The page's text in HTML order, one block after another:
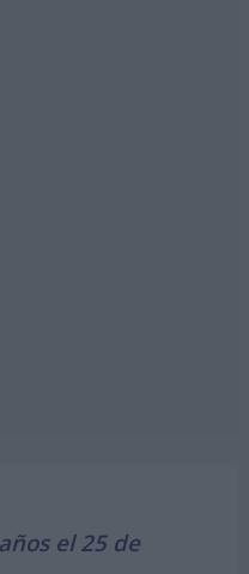
el 25 de